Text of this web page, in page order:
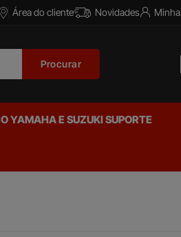
Área do cliente Novidades
Procurar
YAMAHA E SUZUKISUPORTE